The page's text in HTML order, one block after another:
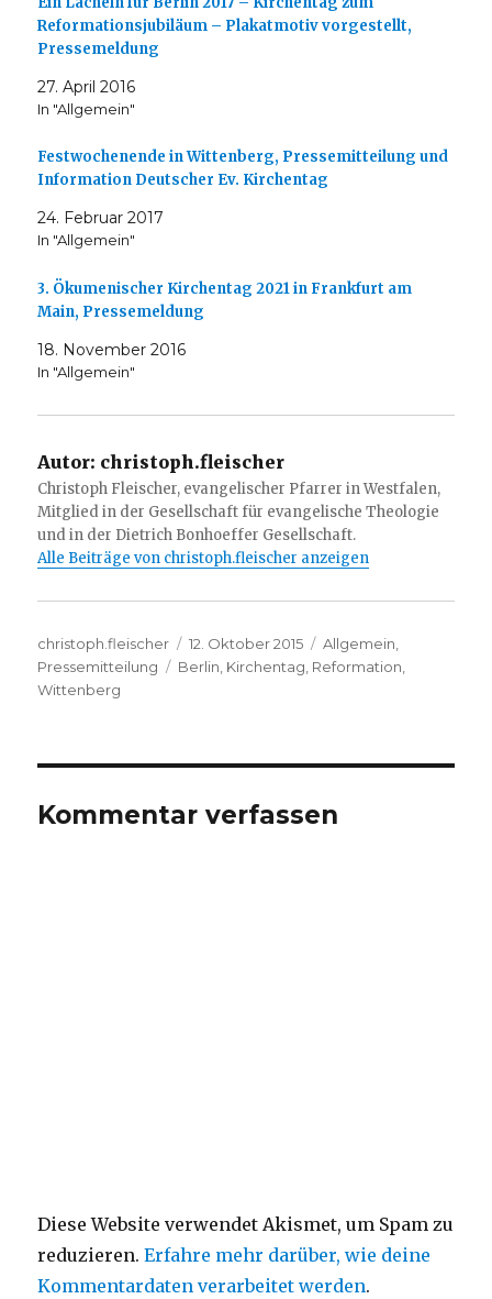
Reformationsjubiläum – Plakatmotiv vorgestellt,
Pressemeldung
27. April 2016
In "Allgemein"
Festwochenende in Wittenberg, Pressemitteilung und
Information Deutscher Ev. Kirchentag
24. Februar 2017
In "Allgemein"
3. Ökumenischer Kirchentag 2021 in Frankfurt am
Main, Pressemeldung
18. November 2016
In "Allgemein"
Autor: christoph.fleischer
Christoph Fleischer, evangelischer Pfarrer in Westfalen,
Mitglied in der Gesellschaft für evangelische Theologie
und in der Dietrich Bonhoeffer Gesellschaft.
Alle Beiträge von christoph.fleischer anzeigen
Autor
christoph.fleischer
Veröffentlicht
am
12. Oktober 2015 Kategorien
Allgemein
Pressemitteilung
Schlagwörter
Berlin Kirchentag Reformation
Wittenberg
Kommentar verfassen
Diese Website verwendet Akismet, um Spam zu
reduzieren.Erfahre mehr darüber, wie deine
Kommentardaten verarbeitet werden.